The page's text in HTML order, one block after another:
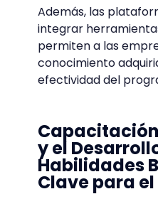
Además, las
integrar
permiten a las
conocimiento
efectividad del
y el
Habilidades
Clave para el